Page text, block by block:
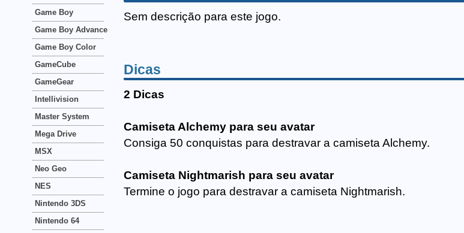
Sem descrição para este jogo.
Dicas
2 Dicas
Camiseta Alchemy para seu avatar
Consiga 50 conquistas para destravar a camiseta Alchemy.
Camiseta Nightmarish para seu avatar
Termine o jogo para destravar a camiseta Nightmarish.
Game Boy
Game Boy Advance
Game Boy Color
GameCube
GameGear
Intellivision
Master System
Mega Drive
MSX
Neo Geo
NES
Nintendo 3DS
Nintendo 64